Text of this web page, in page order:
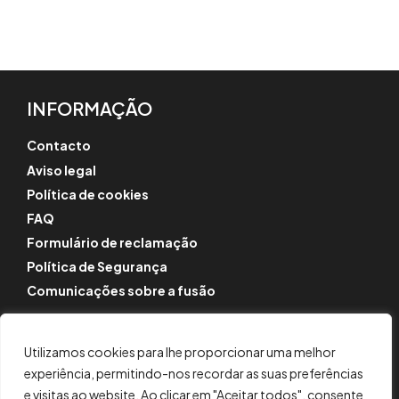
Utilizamos cookies para lhe proporcionar uma melhor
experiência, permitindo-nos recordar as suas preferências
e visitas ao website. Ao clicar em "Aceitar todos", consente
INFORMAÇÃO
Contacto
Aviso legal
Política de cookies
FAQ
Formulário de reclamação
Política de Segurança
Comunicações sobre a fusão
Instagram
LinkedIn